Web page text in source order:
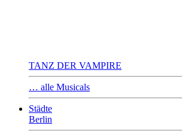
TANZ DER VAMPIRE
… alle Musicals
Städte
Berlin